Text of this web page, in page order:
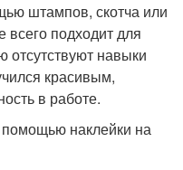
штампов, скотча или
всего подходит для
отсутствуют навыки
красивым,
в работе.
наклейки на